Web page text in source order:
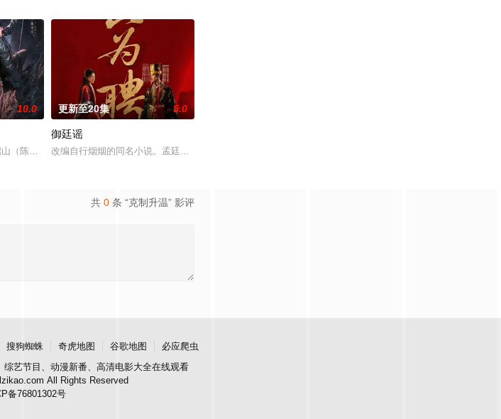
房”的阴阳宅，江淮被掳走配“阴婚”。他与女探长穆英搭档，侦破阎王娶亲、五鬼运财
10.0
（陈伟霆 饰）与吴老狗（曾舜晞 饰）强强联手，携手霍仙姑（陈瑶 饰）与九门诸人共赴冒险奇局。一桩401部队的神秘
更新至20集 5.0
御廷谣
改编自行烟烟的同名小说。孟廷辉，大平王朝有史以来个以女子进士科三元及第入翰林院的奇女子。十年前的
共 0 条 “克制升温” 影评
搜狗蜘蛛 奇虎地图 谷歌地图
必应爬虫
艺节目、动漫新番、高清电影大全在线观看
All Rights Reserved
备76801302号